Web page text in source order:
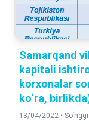
Samarqand
kapitali
korxonalar
ko‘ra,
13/04/2022 •